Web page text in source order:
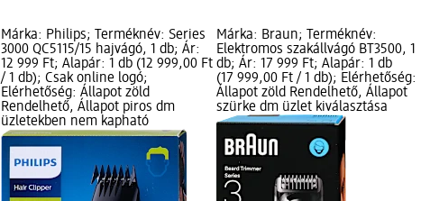
Márka: Philips; Terméknév: Series
3000 QC5115/15 hajvágó, 1 db; Ár:
12 999 Ft; Alapár: 1 db (12 999,00 Ft
/ 1 db); Csak online logó;
Elérhetőség: Állapot zöld
Rendelhető, Állapot piros dm
üzletekben nem kapható
Márka: Braun; Terméknév:
Elektromos szakállvágó BT3500, 1
db; Ár: 17 999 Ft; Alapár: 1 db
(17 999,00 Ft / 1 db); Elérhetőség:
Állapot zöld Rendelhető, Állapot
szürke dm üzlet kiválasztása